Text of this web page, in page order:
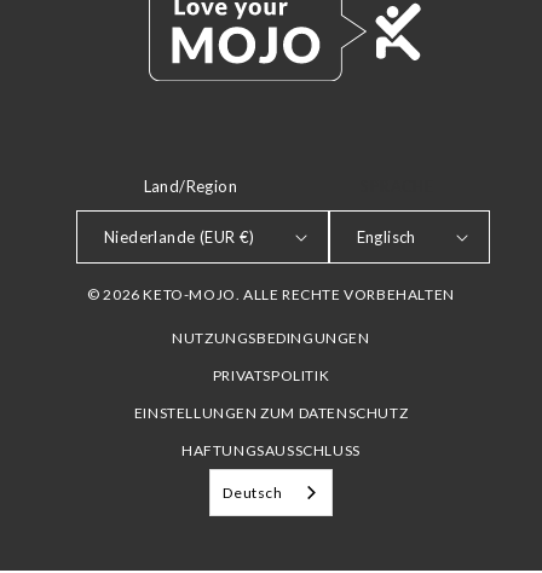
Land/Region
Niederlande (EUR €) Englisch
© 2026 KETO-MOJO. ALLE RECHTE VORBEHALTEN
NUTZUNGSBEDINGUNGEN
PRIVATSPOLITIK
EINSTELLUNGEN ZUM DATENSCHUTZ
HAFTUNGSAUSSCHLUSS
Deutsch